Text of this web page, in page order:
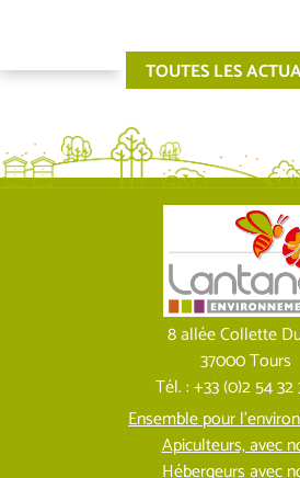
TOUTES LES
8 allée Collette
37000 Tours
Tél. : +33 (0)2 54 32
Ensemble pour
Apiculteurs, avec